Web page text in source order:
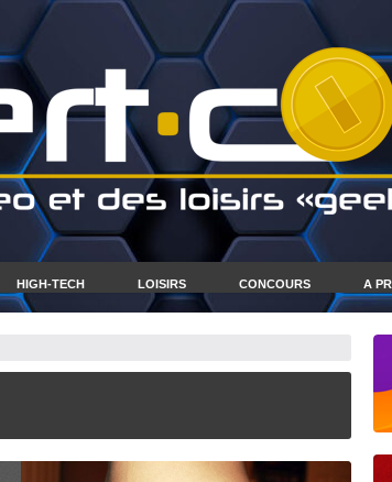
HIGH-TECH LOISIRS CONCOURS A